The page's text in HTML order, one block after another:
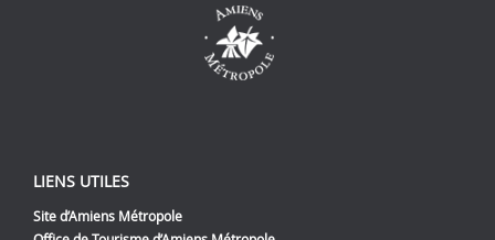
LIENS UTILES
Site d’Amiens Métropole